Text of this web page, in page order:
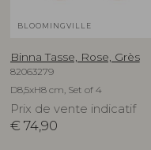
BLOOMINGVILLE
Binna Tasse, Rose, Grès
82063279
D8,5xH8 cm, Set of 4
Prix de vente indicatif
€ 74,90